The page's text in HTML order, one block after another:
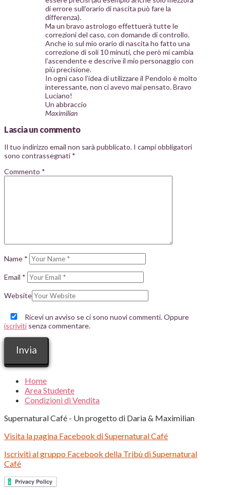
di errore sull’orario di nascita può fare la
differenza).
Ma un bravo astrologo effettuerà tutte le
correzioni del caso, con domande di controllo.
Anche io sul mio orario di nascita ho fatto una
correzione di soli 10 minuti, che però mi cambia
l’ascendente e descrive il mio personaggio con
più precisione.
In ogni caso l’idea di utilizzare il Pendolo è molto
interessante, non ci avevo mai pensato. Bravo
Luciano!
Un abbraccio
Maximilian
Lascia un commento
Il tuo indirizzo email non sarà pubblicato. I campi obbligatori
sono contrassegnati *
Commento *
Name *
Email *
Website
Ricevi un avviso se ci sono nuovi commenti. Oppure
iscriviti senza commentare.
Home
Area Studente
Condizioni di Vendita
Supernatural Café - Un progetto di Daria & Maximilian
Visita la pagina Facebook di Supernatural Café
Iscriviti al gruppo Facebook della Tribù di Supernatural
Café